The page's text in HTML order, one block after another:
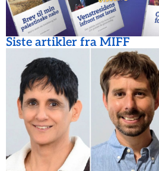
Siste artikler fra MIFF